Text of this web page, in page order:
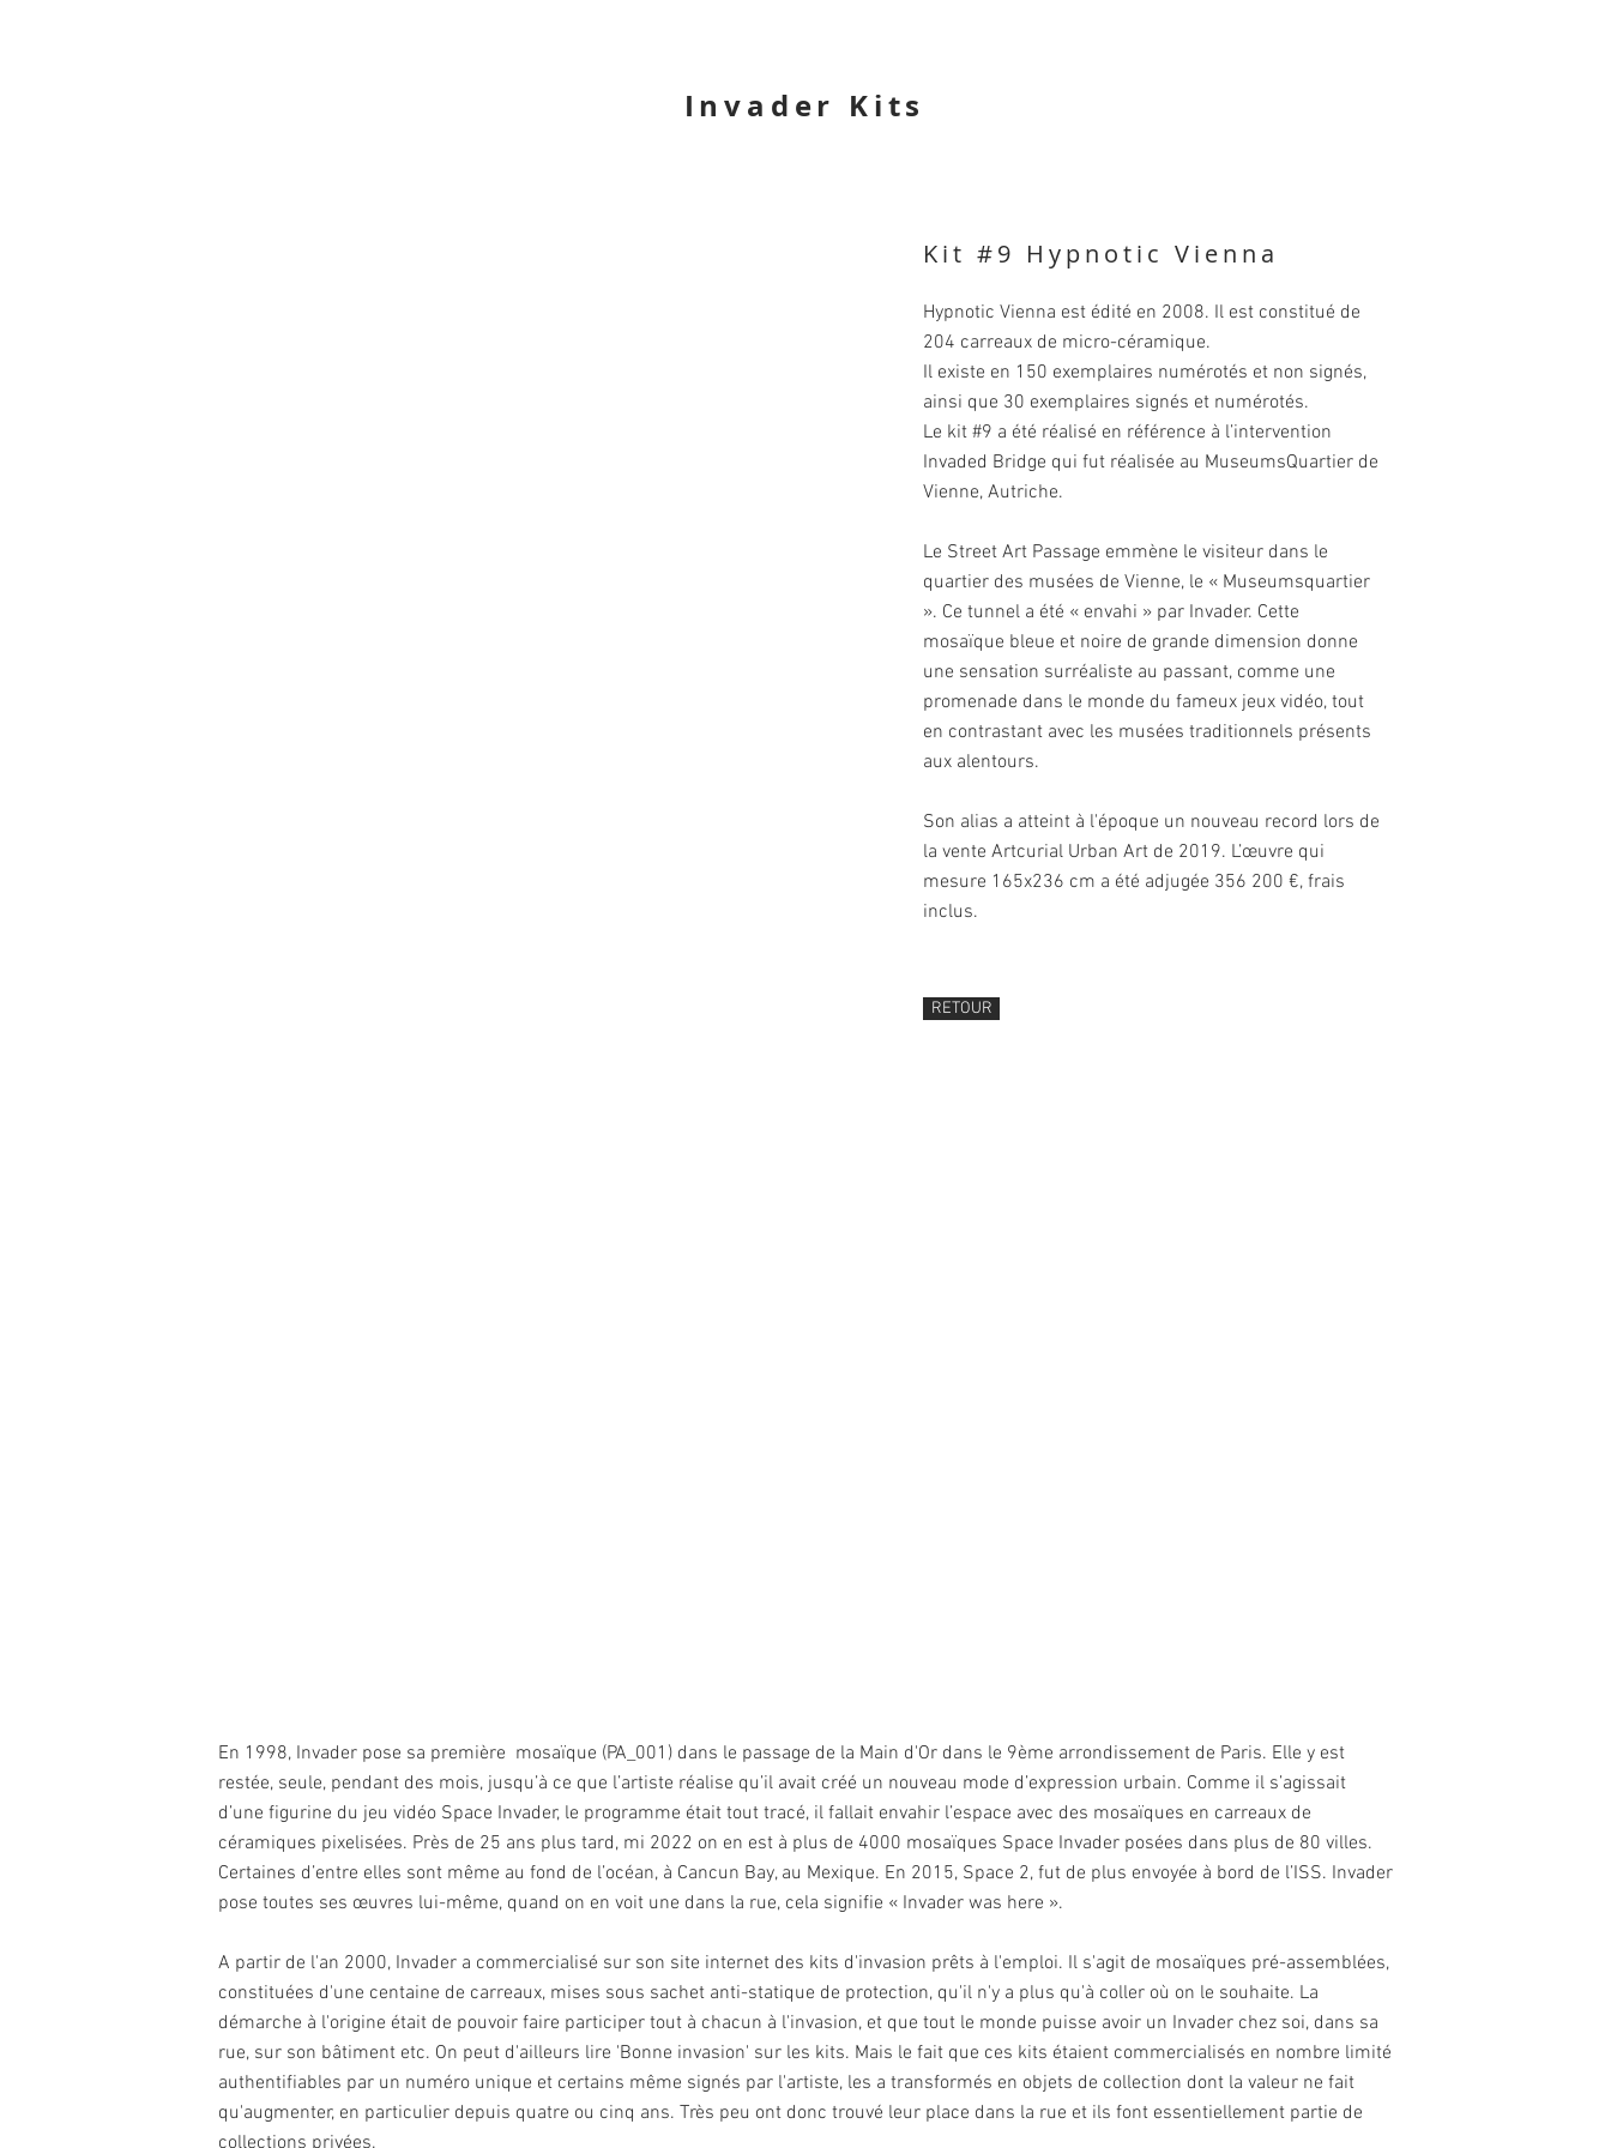
Invader Kits
Kit #9 Hypnotic Vienna
Hypnotic Vienna est édité en 2008. Il est constitué de
204 carreaux de micro-céramique.
Il existe en 150 exemplaires numérotés et non signés,
ainsi que 30 exemplaires signés et numérotés.
Le kit #9 a été réalisé en référence à l’intervention
Invaded Bridge qui fut réalisée au MuseumsQuartier de
Vienne, Autriche.
Le Street Art Passage emmène le visiteur dans le
quartier des musées de Vienne, le « Museumsquartier
». Ce tunnel a été « envahi » par Invader. Cette
mosaïque bleue et noire de grande dimension donne
une sensation surréaliste au passant, comme une
promenade dans le monde du fameux jeux vidéo, tout
en contrastant avec les musées traditionnels présents
aux alentours.
Son alias a atteint à l'époque un nouveau record lors de
la vente Artcurial Urban Art de 2019. L’œuvre qui
mesure 165x236 cm a été adjugée 356 200 €, frais
inclus.
RETOUR
En 1998, Invader pose sa première mosaïque (PA_001) dans le passage de la Main d'Or dans le 9ème arrondissement de Paris. Elle y est
restée, seule, pendant des mois, jusqu’à ce que l’artiste réalise qu’il avait créé un nouveau mode d’expression urbain. Comme il s’agissait
d’une figurine du jeu vidéo Space Invader, le programme était tout tracé, il fallait envahir l’espace avec des mosaïques en carreaux de
céramiques pixelisées. Près de 25 ans plus tard, mi 2022 on en est à plus de 4000 mosaïques Space Invader posées dans plus de 80 villes.
Certaines d’entre elles sont même au fond de l’océan, à Cancun Bay, au Mexique. En 2015, Space 2, fut de plus envoyée à bord de l’ISS. Invader
pose toutes ses œuvres lui-même, quand on en voit une dans la rue, cela signifie « Invader was here ».
A partir de l'an 2000, Invader a commercialisé sur son site internet des kits d'invasion prêts à l'emploi. Il s'agit de mosaïques pré-assemblées,
constituées d'une centaine de carreaux, mises sous sachet anti-statique de protection, qu'il n'y a plus qu'à coller où on le souhaite. La
démarche à l'origine était de pouvoir faire participer tout à chacun à l'invasion, et que tout le monde puisse avoir un Invader chez soi, dans sa
rue, sur son bâtiment etc. On peut d'ailleurs lire 'Bonne invasion' sur les kits. Mais le fait que ces kits étaient commercialisés en nombre limité
authentifiables par un numéro unique et certains même signés par l'artiste, les a transformés en objets de collection dont la valeur ne fait
qu'augmenter, en particulier depuis quatre ou cinq ans. Très peu ont donc trouvé leur place dans la rue et ils font essentiellement partie de
collections privées.